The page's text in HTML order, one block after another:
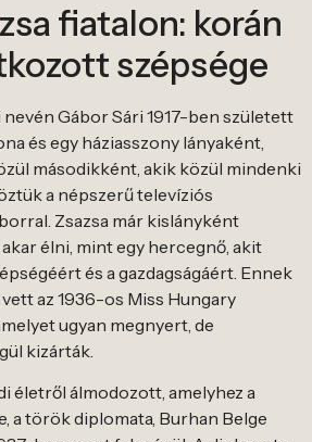
fiatalon: korán
szépsége
nevén Gábor Sári 1917-ben született
és egy háziasszony lányaként,
másodikként, akik közül mindenki
a népszerű televíziós
Zsazsa már kislányként
élni, mint egy hercegnő, akit
és a gazdagságáért. Ennek
az 1936-os Miss Hungary
ugyan megnyert, de
kizárták.
életről álmodozott, amelyhez a
a török diplomata, Burhan Belge